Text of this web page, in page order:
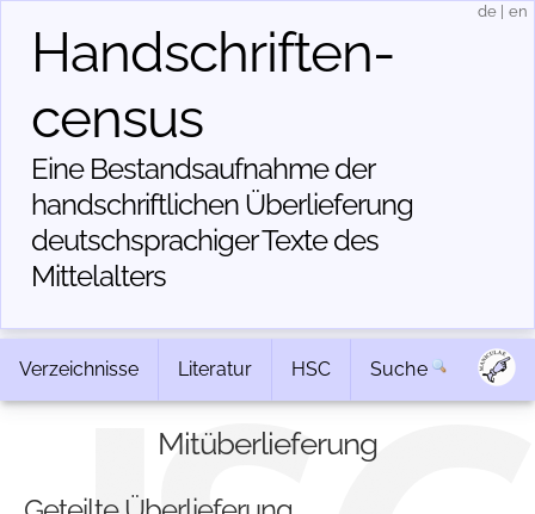
Handschriften­
census
Eine Bestandsaufnahme der
handschriftlichen Über­lieferung
deutschsprachiger Texte des
Mittelalters
de en
Verzeichnisse Literatur HSC Suche
Mitüberlieferung